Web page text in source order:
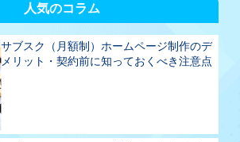
人気のコラム
サブスク（月額制）ホームページ制作のデ
メリット・契約前に知っておくべき注意点